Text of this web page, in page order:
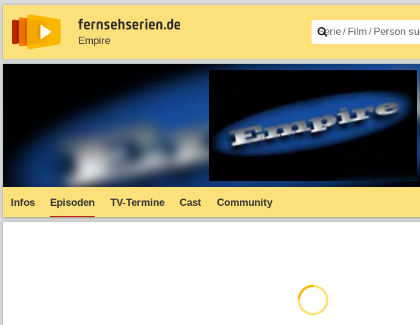
Empire
News Entdecken Filme A–Z
Infos Episoden TV-Termine Cast Community